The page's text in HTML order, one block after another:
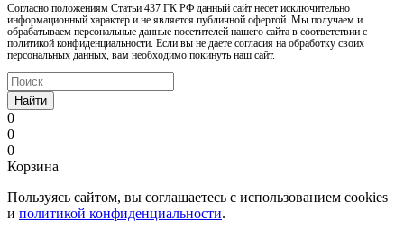
Согласно положениям Статьи 437 ГК РФ данный сайт несет исключительно
информационный характер и не является публичной офертой. Мы получаем и
обрабатываем персональные данные посетителей нашего сайта в соответствии с
политикой конфиденциальности. Если вы не даете согласия на обработку своих
персональных данных, вам необходимо покинуть наш сайт.
Найти
0
0
0
Корзина
Пользуясь сайтом, вы соглашаетесь с использованием cookies
и политикой конфиденциальности.